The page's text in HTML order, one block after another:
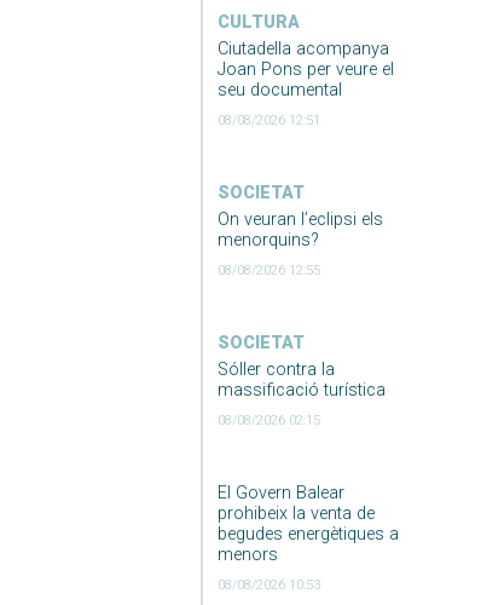
CULTURA
Ciutadella acompanya
Joan Pons per veure el
seu documental
08/08/2026 12:51
SOCIETAT
On veuran l’eclipsi els
menorquins?
08/08/2026 12:55
SOCIETAT
Sóller contra la
massificació turística
08/08/2026 02:15
El Govern Balear
prohibeix la venta de
begudes energètiques a
menors
08/08/2026 10:53